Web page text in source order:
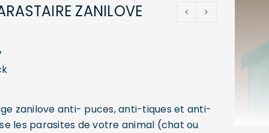
ZANILOVE
zanilove anti- puces, anti-tiques et anti-
les parasites de votre animal (chat ou